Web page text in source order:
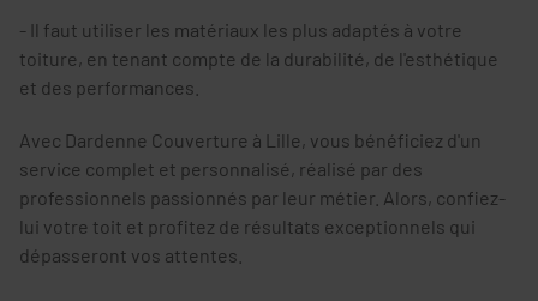
- Il faut utiliser les matériaux les plus adaptés à votre
toiture, en tenant compte de la durabilité, de l'esthétique
et des performances.
Avec Dardenne Couverture à Lille, vous bénéficiez d'un
service complet et personnalisé, réalisé par des
professionnels passionnés par leur métier. Alors, confiez-
lui votre toit et profitez de résultats exceptionnels qui
dépasseront vos attentes.